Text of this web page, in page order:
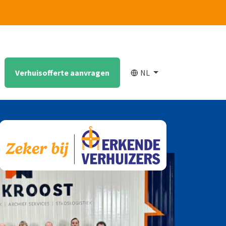
Verhuisofferte aanvragen NL